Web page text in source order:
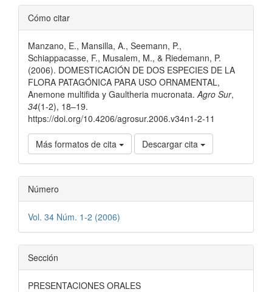
Detalles
del
artículo
Cómo citar
Manzano, E., Mansilla, A., Seemann, P.,
Schiappacasse, F., Musalem, M., & Riedemann, P.
(2006). DOMESTICACIÓN DE DOS ESPECIES DE LA
FLORA PATAGÓNICA PARA USO ORNAMENTAL,
Anemone multifida y Gaultheria mucronata. Agro Sur,
34(1-2), 18–19.
https://doi.org/10.4206/agrosur.2006.v34n1-2-11
Más formatos de cita Descargar cita
Número
Vol. 34 Núm. 1-2 (2006)
Sección
PRESENTACIONES ORALES